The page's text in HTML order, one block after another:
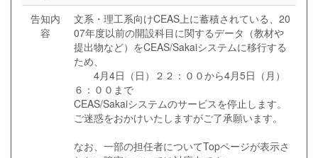
告知内
容
文系・理工系向けCEAS上に蓄積されている、20
07年度以前の開設科目に関するデータ（教材や
提出物など）をCEAS/Sakaiシステムに移行する
ため、
4月4日（日）２２：００から4月5日（月）
６：００まで
CEAS/Sakaiシステムのサービスを停止します。
ご迷惑をおかけいたしますがご了承願います。
なお、一部の担任者についてTopページが表示さ